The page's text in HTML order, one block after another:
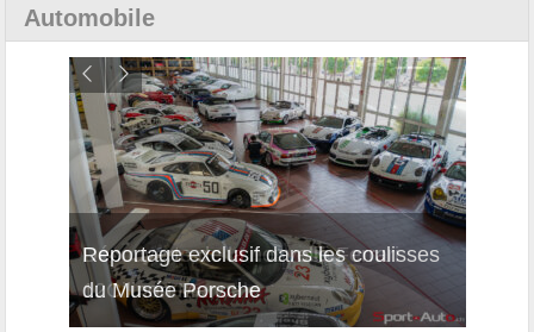
Automobile
Reportage exclusif dans les coulisses
du Musée Porsche
Découverte de la nouvelle Ferrari
12Cilindri Manuale